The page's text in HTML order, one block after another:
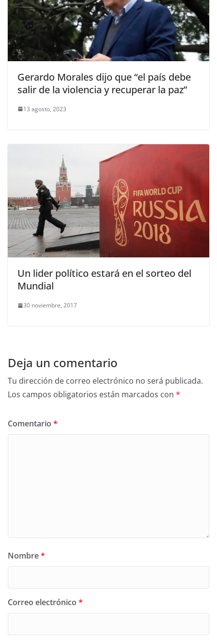
Gerardo Morales dijo que “el país debe
salir de la violencia y recuperar la paz”
13 agosto, 2023
Un lider político estará en el sorteo del
Mundial
30 noviembre, 2017
Deja un comentario
Tu dirección de correo electrónico no será publicada.
Los campos obligatorios están marcados con *
Comentario *
Nombre*
Correo electrónico *